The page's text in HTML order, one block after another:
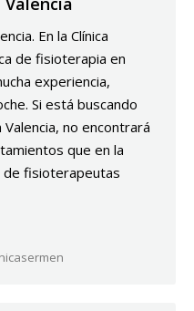
En la Clínica
de fisioterapia en
experiencia,
Si está buscando
no encontrará
que en la
de fisioterapeutas